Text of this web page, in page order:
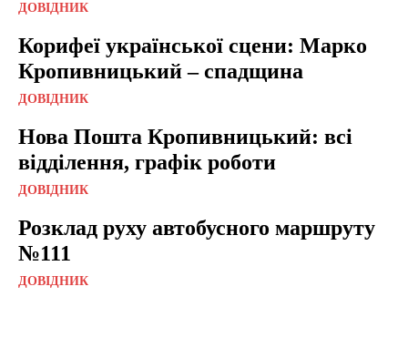
ДОВІДНИК
Корифеї української сцени: Марко
Кропивницький – спадщина
ДОВІДНИК
Нова Пошта Кропивницький: всі
відділення, графік роботи
ДОВІДНИК
Розклад руху автобусного маршруту
№111
ДОВІДНИК